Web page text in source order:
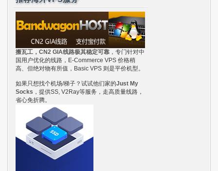
搬瓦工，CN2 GIA线路极其稳定可靠 ，专门针对中
国用户优化的线路，E-Commerce VPS 价格稍
高、但绝对物有所值，Basic VPS 则是平价机型。
如果只想找个机场/梯子？试试他们家的Just My
Socks ，提供SS, V2Ray等服务，走高质量线路，
省心免折腾。